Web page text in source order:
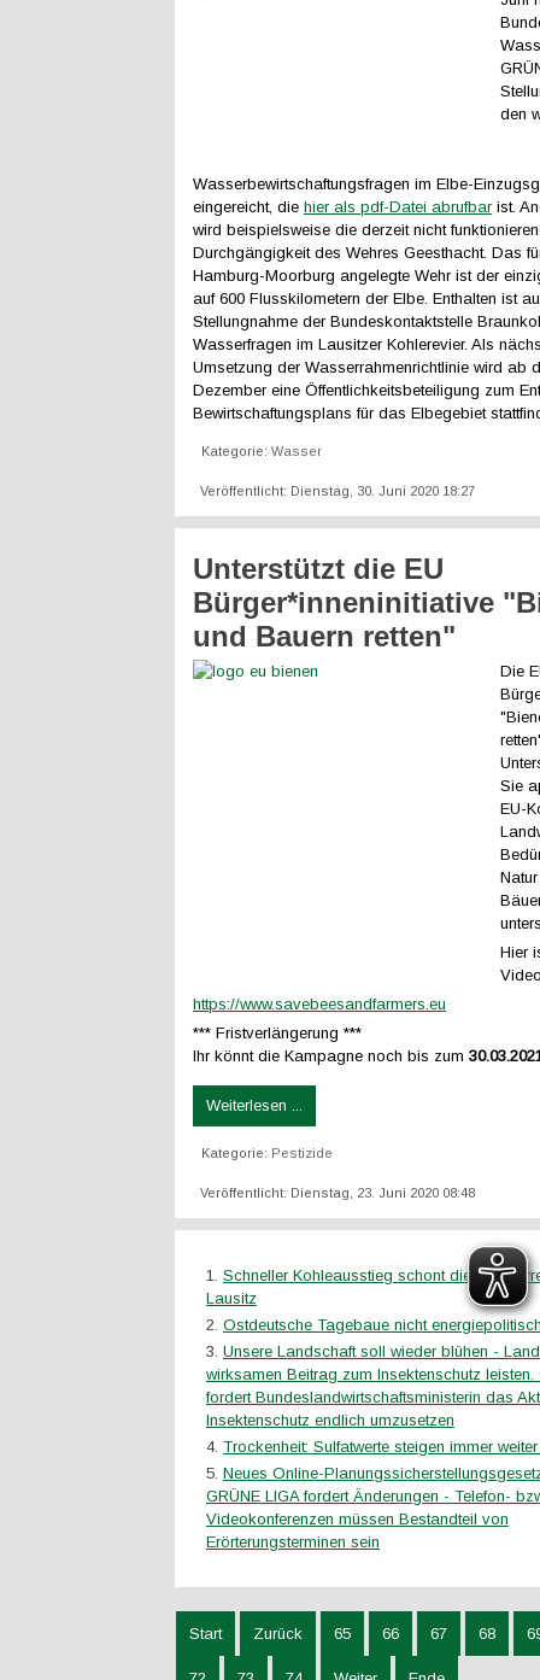
den
Wasserbewirtschaftungsfragen im Elbe-
eingereicht, die hier als pdf-Datei abrufbar ist.
wird beispielsweise die derzeit nicht
Durchgängigkeit des Wehres Geesthacht. Das
Hamburg-Moorburg angelegte Wehr ist der
auf 600 Flusskilometern der Elbe. Enthalten ist
Stellungnahme der Bundeskontaktstelle
Wasserfragen im Lausitzer Kohlerevier. Als
Umsetzung der Wasserrahmenrichtlinie wird ab
Dezember eine Öffentlichkeitsbeteiligung zum
Bewirtschaftungsplans für das Elbegebiet
Kategorie: Wasser
Veröffentlicht: Dienstag, 30. Juni 2020 18:27
Unterstützt die EU
Bürger*inneninitiative
und Bauern retten"
Die
Sie
EU-
Hier
https://www.savebeesandfarmers.eu
*** Fristverlängerung ***
Ihr könnt die Kampagne noch bis zum
Weiterlesen ...
Kategorie: Pestizide
Veröffentlicht: Dienstag, 23. Juni 2020 08:48
Schneller Kohleausstieg schont die
Lausitz
Ostdeutsche Tagebaue nicht
Unsere Landschaft soll wieder blühen -
wirksamen Beitrag zum Insektenschutz leisten.
fordert Bundeslandwirtschaftsministerin das
Insektenschutz endlich umzusetzen
Trockenheit: Sulfatwerte steigen immer
Neues Online-
GRÜNE LIGA fordert Änderungen - Telefon-
Videokonferenzen müssen Bestandteil von
Erörterungsterminen sein
Start Zurück 65 66 67 68